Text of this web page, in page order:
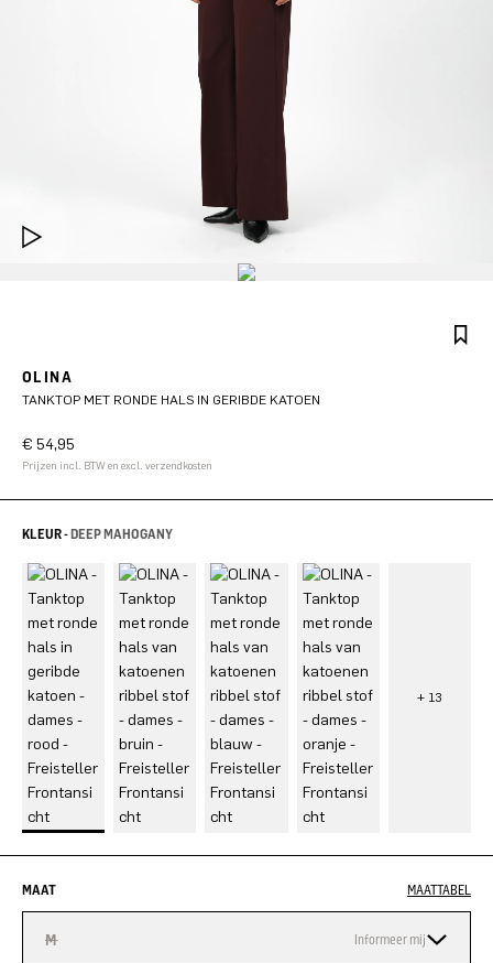
OLINA
TANKTOP MET RONDE HALS IN GERIBDE KATOEN
€ 54,95
Prijzen incl. BTW en excl. verzendkosten
KLEUR -DEEP MAHOGANY
MAAT MAATTABEL
M Informeer mij